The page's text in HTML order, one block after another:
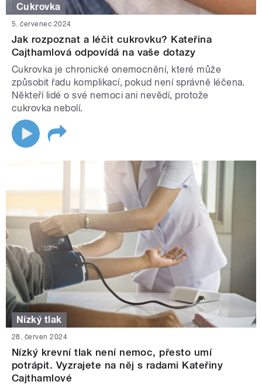
Cukrovka
5. červenec 2024
Jak rozpoznat a léčit cukrovku? Kateřina
Cajthamlová odpovídá na vaše dotazy
Cukrovka je chronické onemocnění, které může
způsobit řadu komplikací, pokud není správně léčena.
Někteří lidé o své nemoci ani nevědí, protože
cukrovka nebolí.
Nízký tlak
28. červen 2024
Nízký krevní tlak není nemoc, přesto umí
potrápit. Vyzrajete na něj s radami Kateřiny
Cajthamlové